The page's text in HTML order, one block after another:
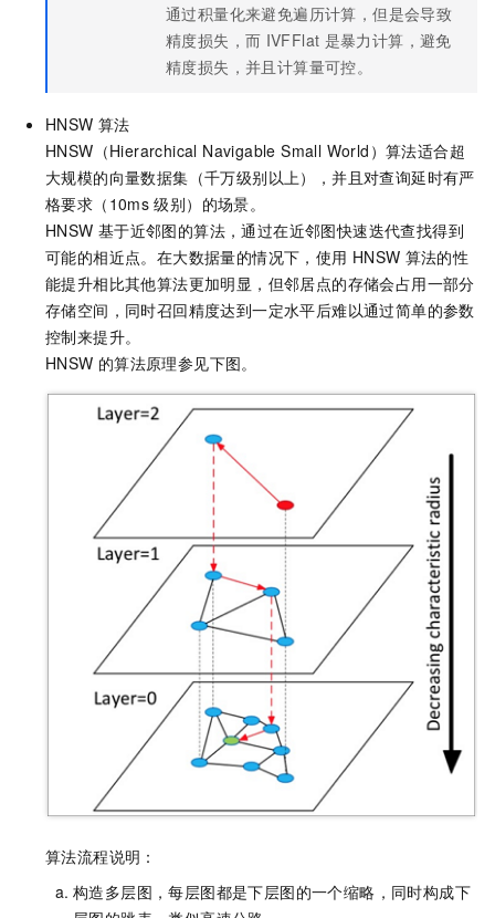
通过积量化来避免遍历计算，但是会导致
精度损失，而 IVFFlat 是暴力计算，避免
精度损失，并且计算量可控。
HNSW 算法
HNSW（Hierarchical Navigable Small World）算法适合超
大规模的向量数据集（千万级别以上），并且对查询延时有严
格要求（10ms 级别）的场景。
HNSW 基于近邻图的算法，通过在近邻图快速迭代查找得到
可能的相近点。在大数据量的情况下，使用 HNSW 算法的性
能提升相比其他算法更加明显，但邻居点的存储会占用一部分
存储空间，同时召回精度达到一定水平后难以通过简单的参数
控制来提升。
HNSW 的算法原理参见下图。
算法流程说明：
构造多层图，每层图都是下层图的一个缩略，同时构成下